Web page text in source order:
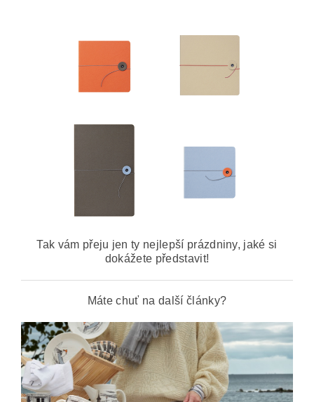
Tak vám přeju jen ty nejlepší prázdniny, jaké si
dokážete představit!
Máte chuť na další články?